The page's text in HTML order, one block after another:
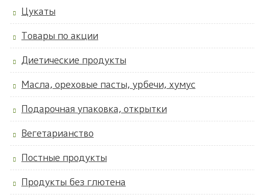
Цукаты
Товары по акции
Диетические продукты
Масла, ореховые пасты, урбечи, хумус
Подарочная упаковка, открытки
Вегетарианство
Постные продукты
Продукты без глютена